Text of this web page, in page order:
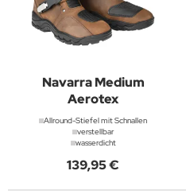
Navarra Medium
Aerotex
Allround-Stiefel mit Schnallen
verstellbar
wasserdicht
139,95 €